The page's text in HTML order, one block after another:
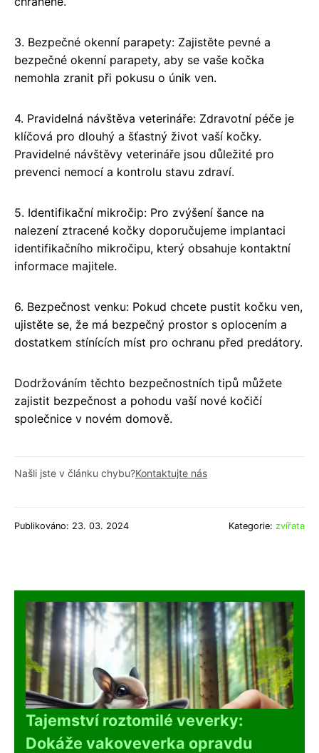
3. Bezpečné okenní parapety: Zajistěte pevné a
bezpečné okenní parapety, aby se vaše kočka
nemohla zranit při pokusu o únik ven.
4. Pravidelná návštěva veterináře: Zdravotní péče je
klíčová pro dlouhý a šťastný život vaší kočky.
Pravidelné návštěvy veterináře jsou důležité pro
prevenci nemocí a kontrolu stavu zdraví.
5. Identifikační mikročip: Pro zvýšení šance na
nalezení ztracené kočky doporučujeme implantaci
identifikačního mikročipu, který obsahuje kontaktní
informace majitele.
6. Bezpečnost venku: Pokud chcete pustit kočku ven,
ujistěte se, že má bezpečný prostor s oplocením a
dostatkem stínících míst pro ochranu před predátory.
Dodržováním těchto bezpečnostních tipů můžete
zajistit bezpečnost a pohodu vaší nové kočičí
společnice v novém domově.
Našli jste v článku chybu?Kontaktujte nás
Publikováno: 23. 03. 2024 Kategorie: zvířata
Tajemství roztomilé veverky:
Dokáže vakoveverka opravdu